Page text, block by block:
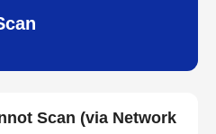
Scan
Scan (via Network)